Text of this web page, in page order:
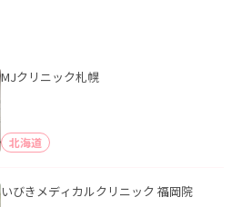
MJクリニック札幌
北海道
いびきメディカルクリニック 福岡院